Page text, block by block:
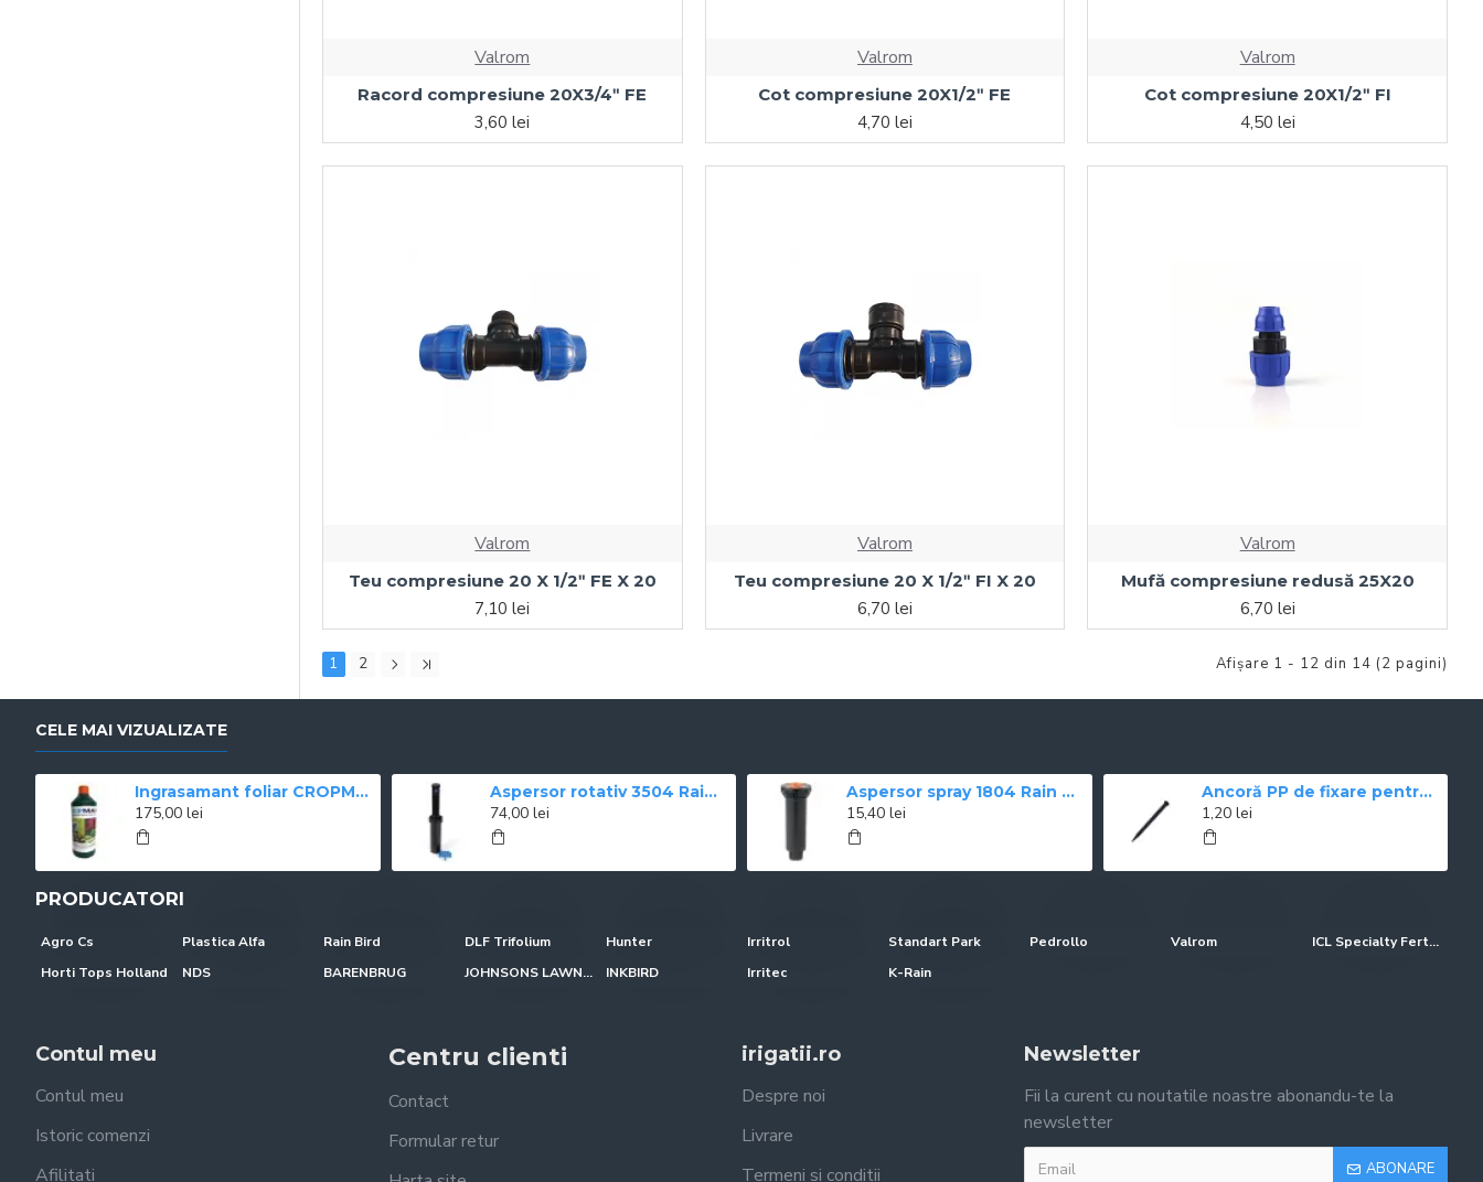
Valrom
Racord compresiune 20X3/4ʺ FE
3,60 lei
Valrom
Cot compresiune 20X1/2ʺ FE
4,70 lei
Valrom
Cot compresiune 20X1/2ʺ FI
4,50 lei
Valrom
Teu compresiune 20 X 1/2ʺ FE X 20
7,10 lei
Valrom
Teu compresiune 20 X 1/2ʺ FI X 20
6,70 lei
Valrom
Mufă compresiune redusă 25X20
6,70 lei
1 2 Afişare 1 - 12 din 14 (2 pagini)
CELE MAI VIZUALIZATE
Ingrasamant foliar CROPMAX 1 l
175,00 lei
Aspersor rotativ 3504 Rain Bird
74,00 lei
Aspersor spray 1804 Rain Bird, ridicare 10 cm
15,40 lei
Ancoră PP de fixare pentru bordură “New Fix“
1,20 lei
PRODUCATORI
Agro Cs Plastica Alfa Rain Bird DLF Trifolium Hunter Irritrol Standart Park Pedrollo Valrom
ICL Specialty Fertilizers (Everris-Scotts)
Horti Tops Holland
NDS BARENBRUG JOHNSONS LAWN SEED INKBIRD Irritec K-Rain
Contul meu
Contul meu
Istoric comenzi
Afilitati
Centru clienti
Contact
Formular retur
irigatii.ro
Despre noi
Livrare
Termeni si conditii
Newsletter
Fii la curent cu noutatile noastre abonandu-te la
newsletter
ABONARE